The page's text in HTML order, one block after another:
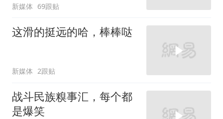
新媒体 69跟贴
这滑的挺远的哈，棒棒哒
新媒体 2跟贴
战斗民族糗事汇，每个都
是爆笑